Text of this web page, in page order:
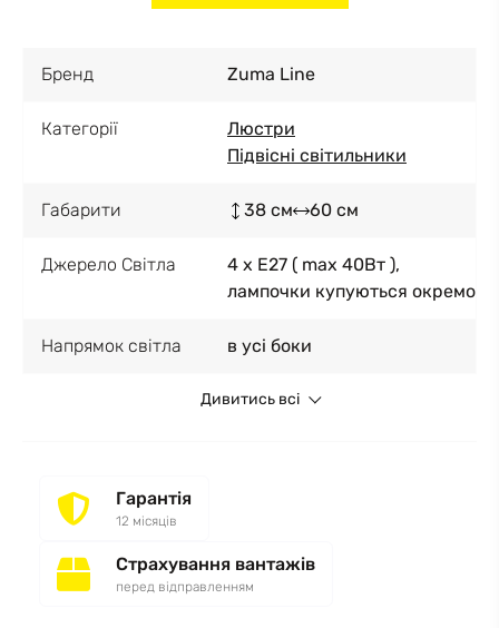
Бренд Zuma Line
Категорії
Люстри
Підвісні світильники
Габарити 38 см 60 см
Джерело Світла
4 x E27 ( max 40Вт ),
лампочки купуються окремо
Напрямок світла в усі боки
Дивитись всі
Гарантія
12 місяців
Страхування вантажів
перед відправленням